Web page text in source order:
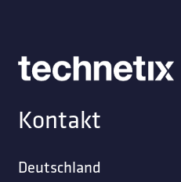
Kontakt
Deutschland